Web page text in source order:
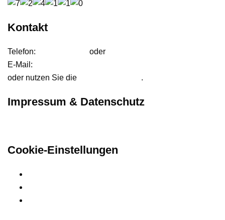
Kontakt
Telefon: oder
E-Mail:
oder nutzen Sie die
.
Impressum & Datenschutz
Cookie-Einstellungen